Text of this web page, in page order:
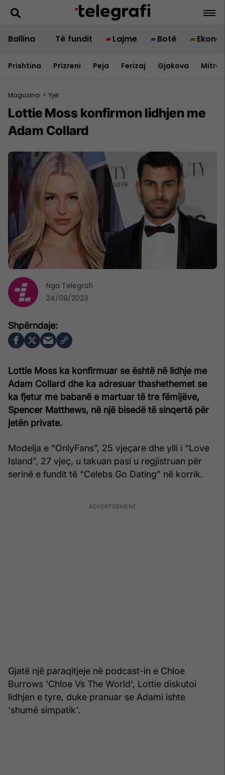
Ballina Të fundit Lajme Botë
Prishtina Prizreni Peja Ferizaj Gjakova
Magazina > Yjet
Lottie Moss konfirmon lidhjen me
Adam Collard
Lottie Moss ka konfirmuar se është në lidhje me
Adam Collard dhe ka adresuar thashethemet se
ka fjetur me babanë e martuar të tre fëmijëve,
Spencer Matthews, në një bisedë të sinqertë për
jetën private.
Modelja e “OnlyFans”, 25 vjeçare dhe ylli i “Love
Island”, 27 vjeç, u takuan pasi u regjistruan për
serinë e fundit të “Celebs Go Dating” në korrik.
Gjatë një paraqitjeje në podcast-in e Chloe
Burrows 'Chloe Vs The World', Lottie diskutoi
lidhjen e tyre, duke pranuar se Adami ishte
'shumë simpatik'.
Nga Telegrafi
24/08/2023